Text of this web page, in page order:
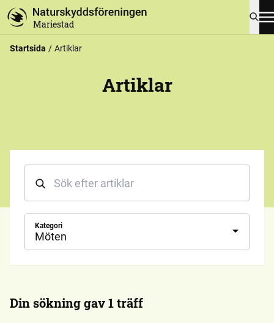
Mariestad
Startsida Artiklar
Artiklar
Kategori
Din sökning gav 1 träff